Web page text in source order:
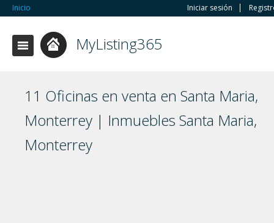
Inicio Iniciar sesión
MyListing365
11 Oficinas en venta en Santa Maria,
Monterrey | Inmuebles Santa Maria,
Monterrey